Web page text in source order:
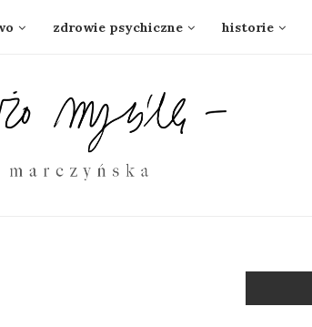
zdrowie psychiczne historie